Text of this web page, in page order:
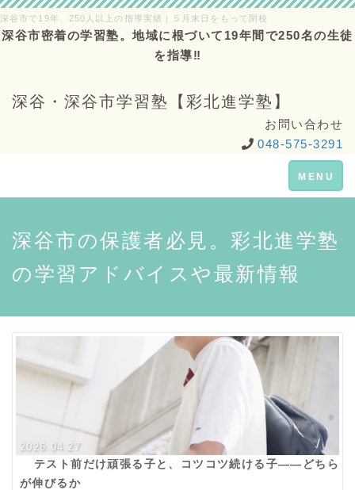
深谷市で19年、250人以上の指導実績｜５月末日をもって閉校
深谷市密着の学習塾。地域に根づいて19年間で250名の生徒
を指導‼
深谷・深谷市学習塾【彩北進学塾】
お問い合わせ
048-575-3291
Toggle
navigation
MENU
深谷市の保護者必見。彩北進学塾
の学習アドバイスや最新情報
2026.04.27
テスト前だけ頑張る子と、コツコツ続ける子——どちら
が伸びるか